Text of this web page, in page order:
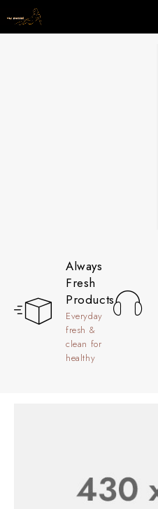
Always
Fresh
Products
Everyday
fresh &
clean for
healthy